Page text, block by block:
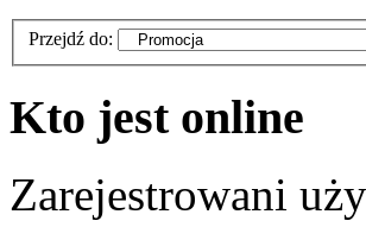
Przejdź do:
Kto jest online
Zarejestrowani